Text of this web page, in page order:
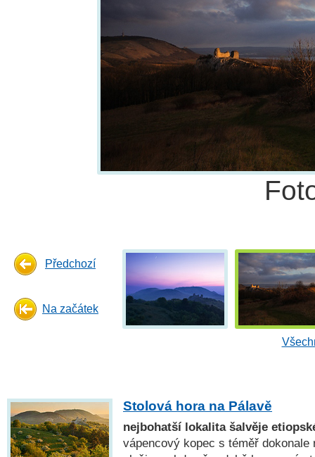
Předchozí
Na začátek
Stolová hora na Pálavě
nejbohatší lokalita šalvěje
vápencový kopec s téměř dokonale